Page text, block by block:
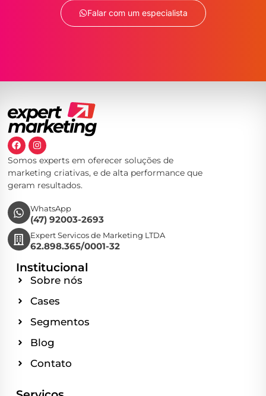
Falar com um especialista
Somos experts em oferecer soluções de
marketing criativas, e de alta performance que
geram resultados.
WhatsApp
(47) 92003-2693
Expert Servicos de Marketing LTDA
62.898.365/0001-32
Institucional
Sobre nós
Cases
Segmentos
Blog
Contato